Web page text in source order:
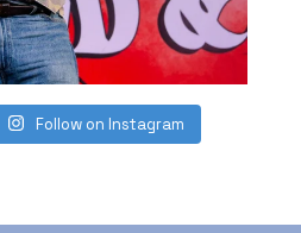
Follow on Instagram